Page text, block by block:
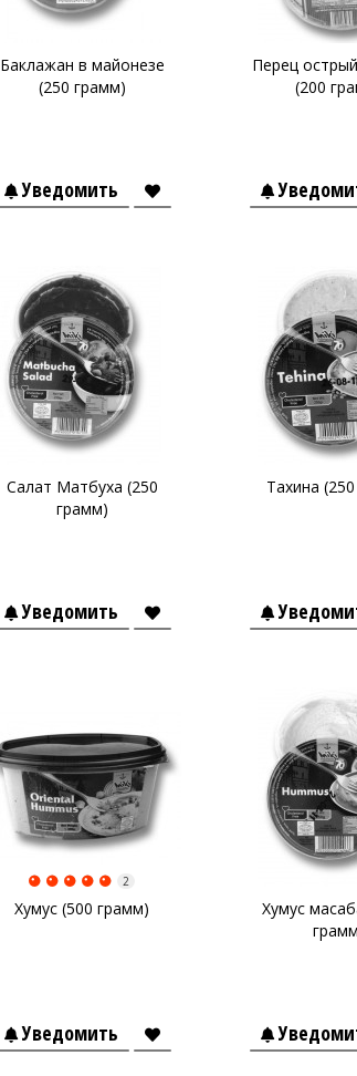
Баклажан в майонезе
(250 грамм)
Уведомить
Перец
(200
Салат Матбуха (250
грамм)
Уведомить
Тахина
Хумус (500 грамм)
2
Уведомить
Хумус